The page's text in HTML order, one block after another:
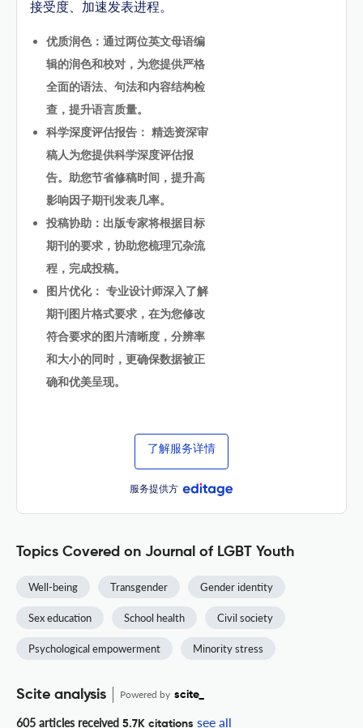
接受度、加速发表进程。
优质润色：通过两位英文母语编
辑的润色和校对，为您提供严格
全面的语法、句法和内容结构检
查，提升语言质量。
科学深度评估报告： 精选资深审
稿人为您提供科学深度评估报
告。助您节省修稿时间，提升高
影响因子期刊发表几率。
投稿协助：出版专家将根据目标
期刊的要求，协助您梳理冗杂流
程，完成投稿。
图片优化： 专业设计师深入了解
期刊图片格式要求，在为您修改
符合要求的图片清晰度，分辨率
和大小的同时，更确保数据被正
确和优美呈现。
了解服务详情
服务提供方
Topics Covered on Journal of LGBT Youth
Well-being Transgender Gender identity
Sex education School health Civil society
Psychological empowerment Minority stress
Scite analysis Powered by scite_
605 articles received 5.7K citations see all